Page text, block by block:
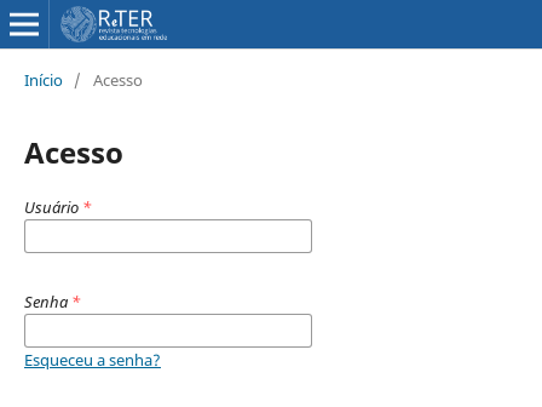
Início / Acesso
Acesso
Usuário *
Senha *
Esqueceu a senha?